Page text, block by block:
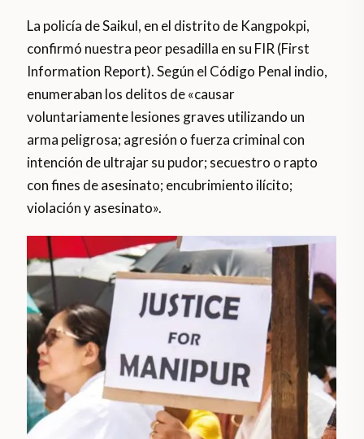
La policía de Saikul, en el distrito de Kangpokpi,
confirmó nuestra peor pesadilla en su FIR (First
Information Report). Según el Código Penal indio,
enumeraban los delitos de «causar
voluntariamente lesiones graves utilizando un
arma peligrosa; agresión o fuerza criminal con
intención de ultrajar su pudor; secuestro o rapto
con fines de asesinato; encubrimiento ilícito;
violación y asesinato».